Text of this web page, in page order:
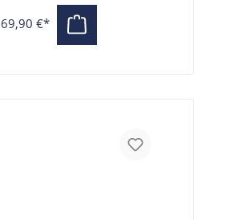
69,90 €*